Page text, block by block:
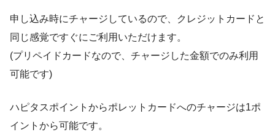
申し込み時にチャージしているので、クレジットカードと
同じ感覚ですぐにご利用いただけます。
(プリペイドカードなので、チャージした金額でのみ利用
可能です)
ハピタスポイントからポレットカードへのチャージは1ポ
イントから可能です。